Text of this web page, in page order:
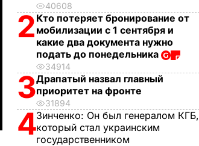
40608
2 Кто потеряет бронирование от
мобилизации с 1 сентября и
какие два документа нужно
подать до понедельника
34914
3Драпатый назвал главный
приоритет на фронте
31894
4Зинченко: Он был генералом КГБ,
который стал украинским
государственником